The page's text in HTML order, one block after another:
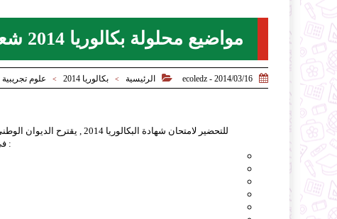
مواضيع محلولة بكالوريا 2014 شعبة علوم تجريبية

2014/03/16 - ecoledz
 الرئيسية > بكالوريا 2014 > علوم تجريبية
في المواد التالية :